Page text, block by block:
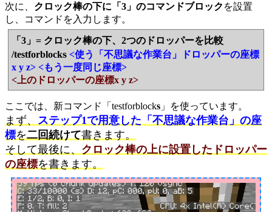
次に、 クロック棒の下に「3」のコマンドブロック を設置
し、コマンドを入力します。
「3」= クロック棒の下、2つのドロッパーを比較
/testforblocks <使う「不思議な作業台」ドロッパーの座標
x y z> <もう一度同じ座標>
<上のドロッパーの座標x y z>
ここでは、新コマンド「testforblocks 」を使っています。
まず、 ステップ1で用意した「不思議な作業台」の座
標を二回続けて書きます。
そして最後に、 クロック棒の上に設置したドロッパー
の座標を書きます。